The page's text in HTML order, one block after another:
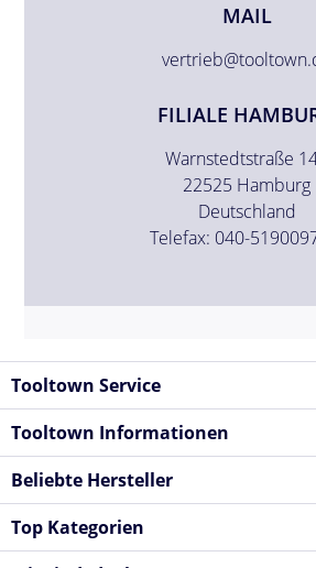
MAIL
FILIALE
Warnstedtstraße
22525 Hamburg
Deutschland
Telefax: 040-
Tooltown Service
Tooltown Informationen
Beliebte Hersteller
Top Kategorien